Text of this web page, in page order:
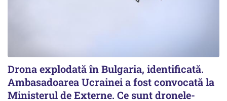
Drona explodată în Bulgaria, identificată.
Ambasadoarea Ucrainei a fost convocată la
Ministerul de Externe. Ce sunt dronele-